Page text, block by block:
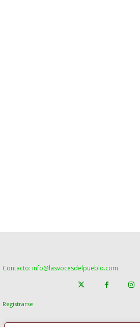
Contacto: info@lasvocesdelpueblo.com
Registrarse